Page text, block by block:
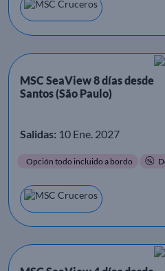
MSC SeaView 8 días desde
Santos (São Paulo)
Salidas: 10 Ene. 2027
Opción todo incluido a bordo